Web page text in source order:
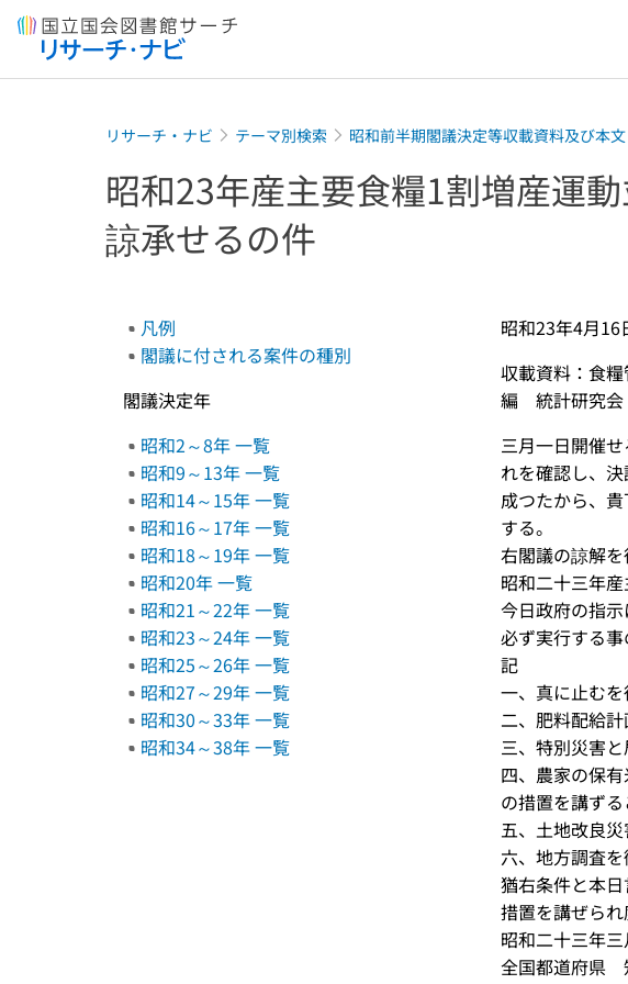
本文へ移動
リサーチ・ナビ テーマ別検索 昭和前半期閣議決定等収載資料及び本文
昭和23年産主要食糧1割増産運
諒承せるの件
凡例
閣議に付される案件の種別
閣議決定年
昭和2～8年 一覧
昭和9～13年 一覧
昭和14～15年 一覧
昭和16～17年 一覧
昭和18～19年 一覧
昭和20年 一覧
昭和21～22年 一覧
昭和23～24年 一覧
昭和25～26年 一覧
昭和27～29年 一覧
昭和30～33年 一覧
昭和34～38年 一覧
昭和23年4月16
収載資料：食
編 統計研究
三月一日開催
れを確認し、
成つたから、
する。
右閣議の諒解を
昭和二十三年
今日政府の指
必ず実行する事
記
一、真に止む
二、肥料配給
三、特別災害
四、農家の保
の措置を講ずる
五、土地改良災
六、地方調査
猶右条件と本
措置を講ぜられ
昭和二十三年三
全国都道府県